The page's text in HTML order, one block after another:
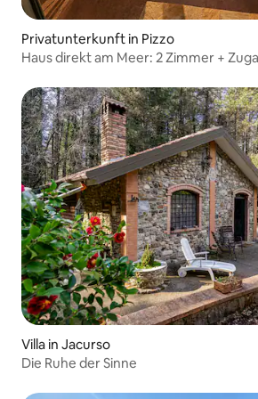
Privatunterkunft in Pizzo
Haus direkt am Meer: 2 Zimmer +
Villa in Jacurso
Die Ruhe der Sinne